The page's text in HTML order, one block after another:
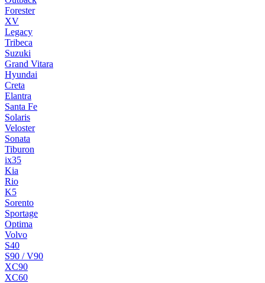
Forester
XV
Legacy
Tribeca
Suzuki
Grand Vitara
Hyundai
Creta
Elantra
Santa Fe
Solaris
Veloster
Sonata
Tiburon
ix35
Kia
Rio
K5
Sorento
Sportage
Optima
Volvo
S40
S90 / V90
XC90
XC60